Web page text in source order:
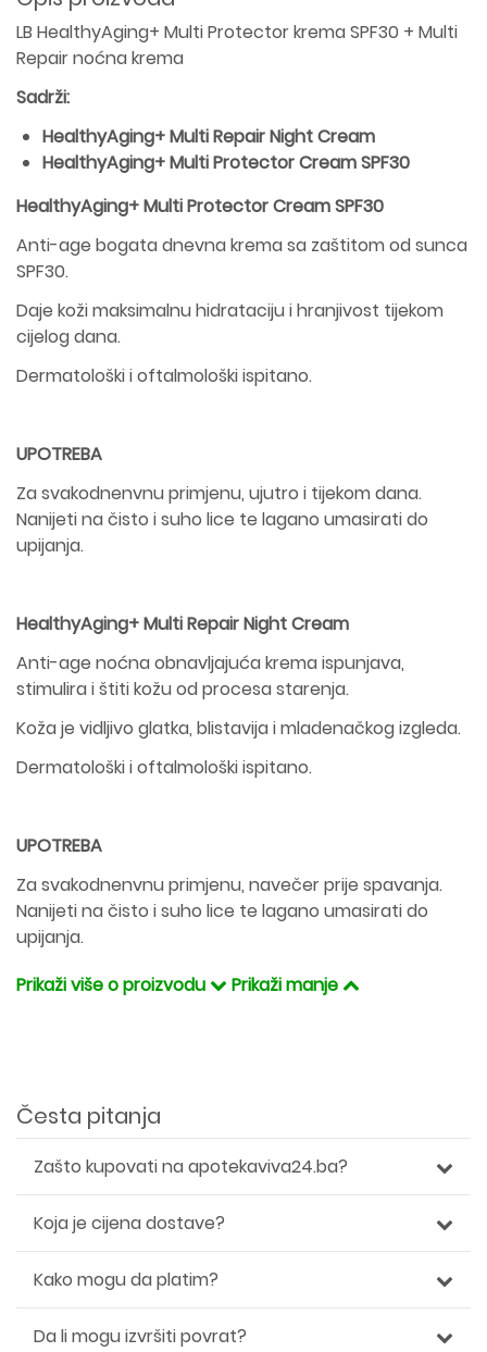
LB HealthyAging+ Multi Protector krema SPF30 + Multi
Repair noćna krema
Sadrži:
HealthyAging+ Multi Repair Night Cream
HealthyAging+ Multi Protector Cream SPF30
HealthyAging+ Multi Protector Cream SPF30
Anti-age bogata dnevna krema sa zaštitom od sunca
SPF30.
Daje koži maksimalnu hidrataciju i hranjivost tijekom
cijelog dana.
Dermatološki i oftalmološki ispitano.
UPOTREBA
Za svakodnenvnu primjenu, ujutro i tijekom dana.
Nanijeti na čisto i suho lice te lagano umasirati do
upijanja.
HealthyAging+ Multi Repair Night Cream
Anti-age noćna obnavljajuća krema ispunjava,
stimulira i štiti kožu od procesa starenja.
Koža je vidljivo glatka, blistavija i mladenačkog izgleda.
Dermatološki i oftalmološki ispitano.
UPOTREBA
Za svakodnenvnu primjenu, navečer prije spavanja.
Nanijeti na čisto i suho lice te lagano umasirati do
upijanja.
Prikaži više o proizvodu
Prikaži manje
Česta pitanja
Zašto kupovati na apotekaviva24.ba?
Koja je cijena dostave?
Kako mogu da platim?
Da li mogu izvršiti povrat?